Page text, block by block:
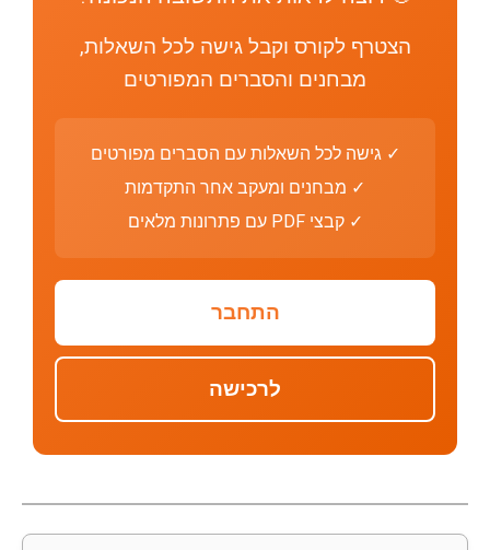
הצטרף לקורס וקבל גישה לכל השאלות,
מבחנים והסברים המפורטים
✓ גישה לכל השאלות עם הסברים מפורטים
✓ מבחנים ומעקב אחר התקדמות
✓ קבצי PDF עם פתרונות מלאים
התחבר
לרכישה